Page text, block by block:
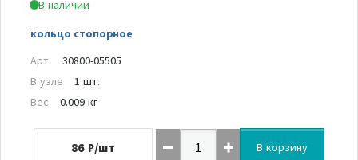
В наличии
кольцо стопорное
Арт.
30800-05505
В узле
1 шт.
Вес
0.009 кг
86 ₽/шт В корзину